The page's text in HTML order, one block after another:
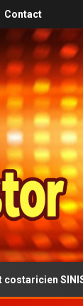
Contact